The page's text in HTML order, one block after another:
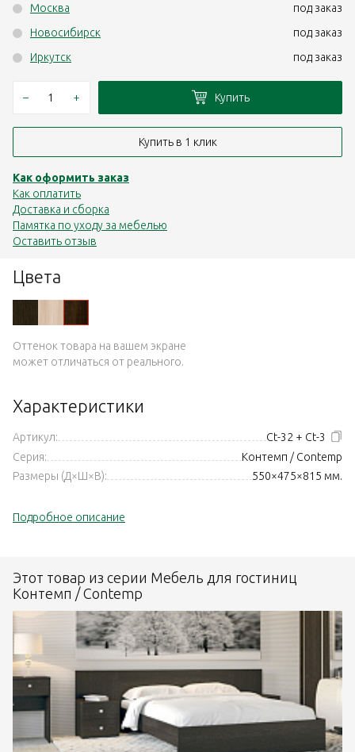
Цвета
Оттенок товара на вашем экране
может отличаться от реального.
Характеристики
Артикул:
Ct-32 + Ct-3
Серия:
Контемп / Contemp
Размеры (Д×Ш×В):
550×475×815 мм.
Подробное описание
Москва
под заказ
Новосибирск
под заказ
Иркутск
под заказ
– + Купить
Купить в 1 клик
Как оформить заказ
Как оплатить
Доставка и сборка
Памятка по уходу за мебелью
Оставить отзыв
Этот товар из серии Мебель для гостиниц
Контемп / Contemp